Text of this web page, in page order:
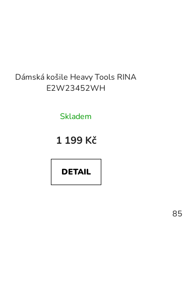
Dámská košile Heavy Tools RINA
E2W23452WH
Skladem
1 199 Kč
DETAIL
85